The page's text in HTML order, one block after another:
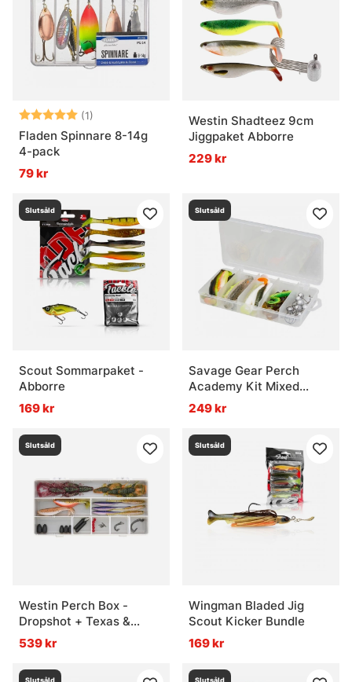
Betyg: (1)
5.0 utav 5 stjärnor
Fladen Spinnare 8-14g
4-pack
79 kr
Westin Shadteez 9cm
Jiggpaket Abborre
229 kr
Slutsåld
Scout Sommarpaket -
Abborre
169 kr
Slutsåld
Savage Gear Perch
Academy Kit Mixed
Colors 32pcs
249 kr
Slutsåld
Westin Perch Box -
Dropshot + Texas &
Carolina 45Pcs
539 kr
Slutsåld
Wingman Bladed Jig
Scout Kicker Bundle
169 kr
Slutsåld Slutsåld